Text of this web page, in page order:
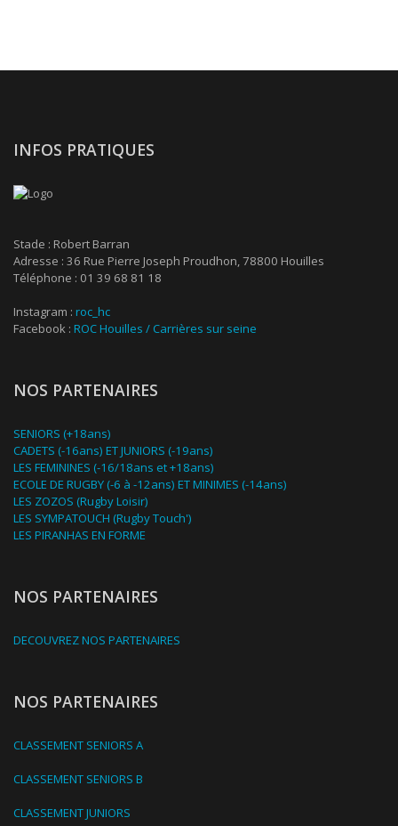
INFOS PRATIQUES
Stade : Robert Barran
Adresse : 36 Rue Pierre Joseph Proudhon, 78800 Houilles
Téléphone : 01 39 68 81 18
Instagram : roc_hc
Facebook : ROC Houilles / Carrières sur seine
NOS PARTENAIRES
SENIORS (+18ans)
CADETS (-16ans) ET JUNIORS (-19ans)
LES FEMININES (-16/18ans et +18ans)
ECOLE DE RUGBY (-6 à -12ans) ET MINIMES (-14ans)
LES ZOZOS (Rugby Loisir)
LES SYMPATOUCH (Rugby Touch')
LES PIRANHAS EN FORME
NOS PARTENAIRES
DECOUVREZ NOS PARTENAIRES
NOS PARTENAIRES
CLASSEMENT SENIORS A
CLASSEMENT SENIORS B
CLASSEMENT JUNIORS